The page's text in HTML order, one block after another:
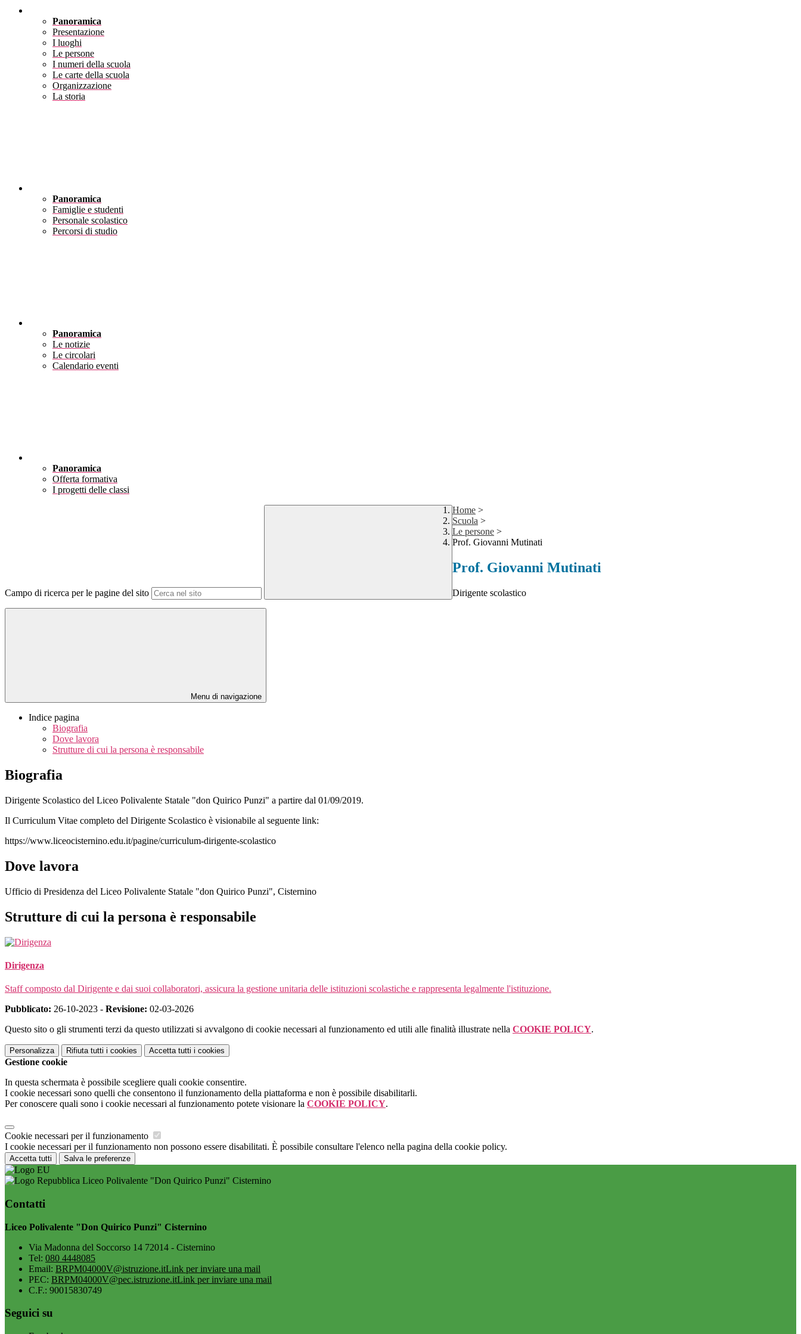
Panoramica
Presentazione
I luoghi
Le persone
I numeri della scuola
Le carte della scuola
Organizzazione
La storia
Panoramica
Famiglie e studenti
Personale scolastico
Percorsi di studio
Panoramica
Le notizie
Le circolari
Calendario eventi
Panoramica
Offerta formativa
I progetti delle classi
Campo di ricerca per le pagine del sito
Home >
Scuola >
Le persone >
Prof. Giovanni Mutinati
Prof. Giovanni Mutinati
Dirigente scolastico
Menu di navigazione
Indice pagina
Biografia
Dove lavora
Strutture di cui la persona è responsabile
Biografia
Dirigente Scolastico del Liceo Polivalente Statale "don Quirico Punzi" a partire dal 01/09/2019.
Il Curriculum Vitae completo del Dirigente Scolastico è visionabile al seguente link:
https://www.liceocisternino.edu.it/pagine/curriculum-dirigente-scolastico
Dove lavora
Ufficio di Presidenza del Liceo Polivalente Statale "don Quirico Punzi", Cisternino
Strutture di cui la persona è responsabile
Dirigenza
Staff composto dal Dirigente e dai suoi collaboratori, assicura la gestione unitaria delle istituzioni scolastiche e rappresenta legalmente l'istituzione.
Pubblicato: 26-10-2023 - Revisione: 02-03-2026
Questo sito o gli strumenti terzi da questo utilizzati si avvalgono di cookie necessari al funzionamento ed utili alle finalità illustrate nella COOKIE POLICY.
Personalizza Rifiuta tutti i cookies Accetta tutti i cookies
Gestione cookie
In questa schermata è possibile scegliere quali cookie consentire.
I cookie necessari sono quelli che consentono il funzionamento della piattaforma e non è possibile disabilitarli.
Per conoscere quali sono i cookie necessari al funzionamento potete visionare la COOKIE POLICY.
Cookie necessari per il funzionamento
I cookie necessari per il funzionamento non possono essere disabilitati. È possibile consultare l'elenco nella pagina della cookie policy.
Accetta tutti Salva le preferenze
Liceo Polivalente "Don Quirico Punzi" Cisternino
Contatti
Liceo Polivalente "Don Quirico Punzi" Cisternino
Via Madonna del Soccorso 14 72014 - Cisternino
Tel: 080 4448085
Email: BRPM04000V@istruzione.itLink per inviare una mail
PEC: BRPM04000V@pec.istruzione.itLink per inviare una mail
C.F.: 90015830749
Seguici su